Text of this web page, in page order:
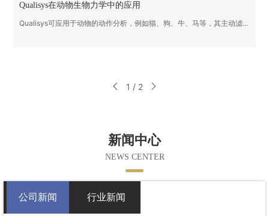
Qualisys在动物生物力学中的应用
Qualisys可应用于动物的动作分析，例如猫、狗、牛、马等，其主动滤...
1 / 2
新闻中心
NEWS CENTER
公司新闻 行业新闻